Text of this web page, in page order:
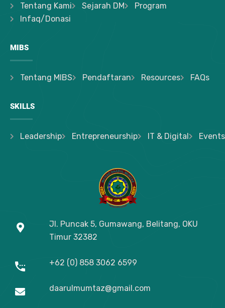
Tentang Kami Sejarah DM
Program
Infaq/Donasi
MIBS
Tentang MIBS Pendaftaran Resources FAQs
SKILLS
Leadership Entrepreneurship IT & Digital Events
Jl. Puncak 5, Gumawang, Belitang, OKU
Timur 32382
+62 (0) 858 3062 6599
daarulmumtaz@gmail.com